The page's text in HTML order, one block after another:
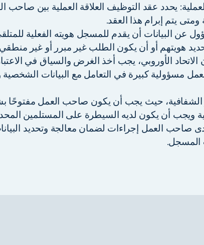
يحدد عقد التوظيف العلاقة العملية بين صاحب
يتم إبرام هذا العقد.
عن البيانات أن يقدم للمسجل هويته الفعلية
هويتهم أو أن يكون الطلب غير مبرر أو غير
الأوروبي، يجب أخذ الغرض والسياق في
مسؤولية كبيرة في التعامل مع البيانات الشخصية
حيث يجب أن يكون صاحب العمل مفتوحًا
ويجب أن يكون لديه السيطرة على المستلمين
صاحب العمل إجراءات لضمان معالجة وتحديد